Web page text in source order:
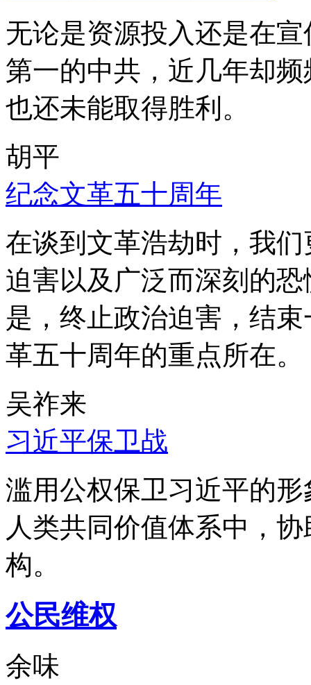
无论是资源投入还是在
第一的中共，近几年却
也还未能取得胜利。
胡平
纪念文革五十周年
在谈到文革浩劫时，我
迫害以及广泛而深刻的
是，终止政治迫害，结
革五十周年的重点所在。
吴祚来
习近平保卫战
滥用公权保卫习近平的
人类共同价值体系中，
构。
公民维权
余味